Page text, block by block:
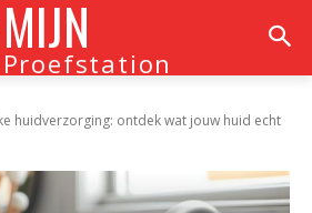
MIJN
Proefstation
huidverzorging: ontdek wat jouw huid echt